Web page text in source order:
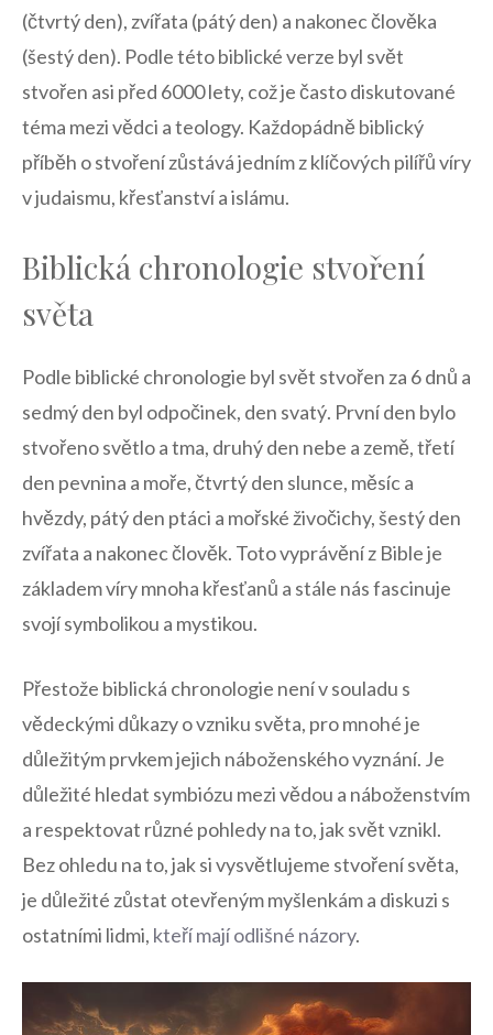
(čtvrtý den), zvířata (pátý den) a nakonec člověka
(šestý den). Podle této biblické verze byl svět
stvořen asi před 6000 lety, což je často diskutované
téma mezi vědci a teology. Každopádně biblický
příběh o stvoření zůstává jedním z klíčových pilířů víry
v judaismu, křesťanství a islámu.
Biblická chronologie stvoření
světa
Podle biblické chronologie byl svět stvořen za 6 dnů a
sedmý den byl odpočinek, den svatý. První den bylo
stvořeno světlo a tma, druhý den nebe a země, třetí
den pevnina a moře, čtvrtý den slunce, měsíc a
hvězdy, pátý den ptáci a mořské živočichy, šestý den
zvířata a nakonec člověk. Toto vyprávění z Bible je
základem víry mnoha křesťanů a stále nás fascinuje
svojí symbolikou a mystikou.
Přestože biblická chronologie není v souladu s
vědeckými důkazy o vzniku světa, pro mnohé je
důležitým prvkem jejich náboženského vyznání. Je
důležité hledat symbiózu mezi vědou a náboženstvím
a respektovat různé pohledy na to, jak svět vznikl.
Bez ohledu na to, jak si vysvětlujeme stvoření světa,
je důležité zůstat otevřeným myšlenkám a diskuzi s
ostatními lidmi, kteří mají odlišné názory.